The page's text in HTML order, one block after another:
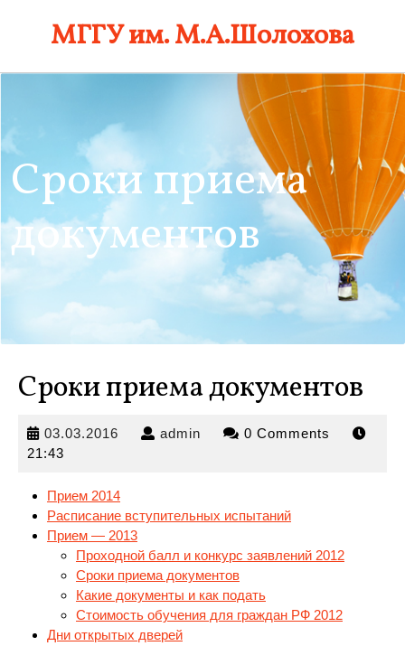
МГГУ им. М.А.Шолохова
Сроки приема
документов
Сроки приема документов
03.03.2016 03.03.2016
admin admin 0 Comments
21:43
Прием 2014
Расписание вступительных испытаний
Прием — 2013
Проходной балл и конкурс заявлений 2012
Сроки приема документов
Какие документы и как подать
Стоимость обучения для граждан РФ 2012
Дни открытых дверей